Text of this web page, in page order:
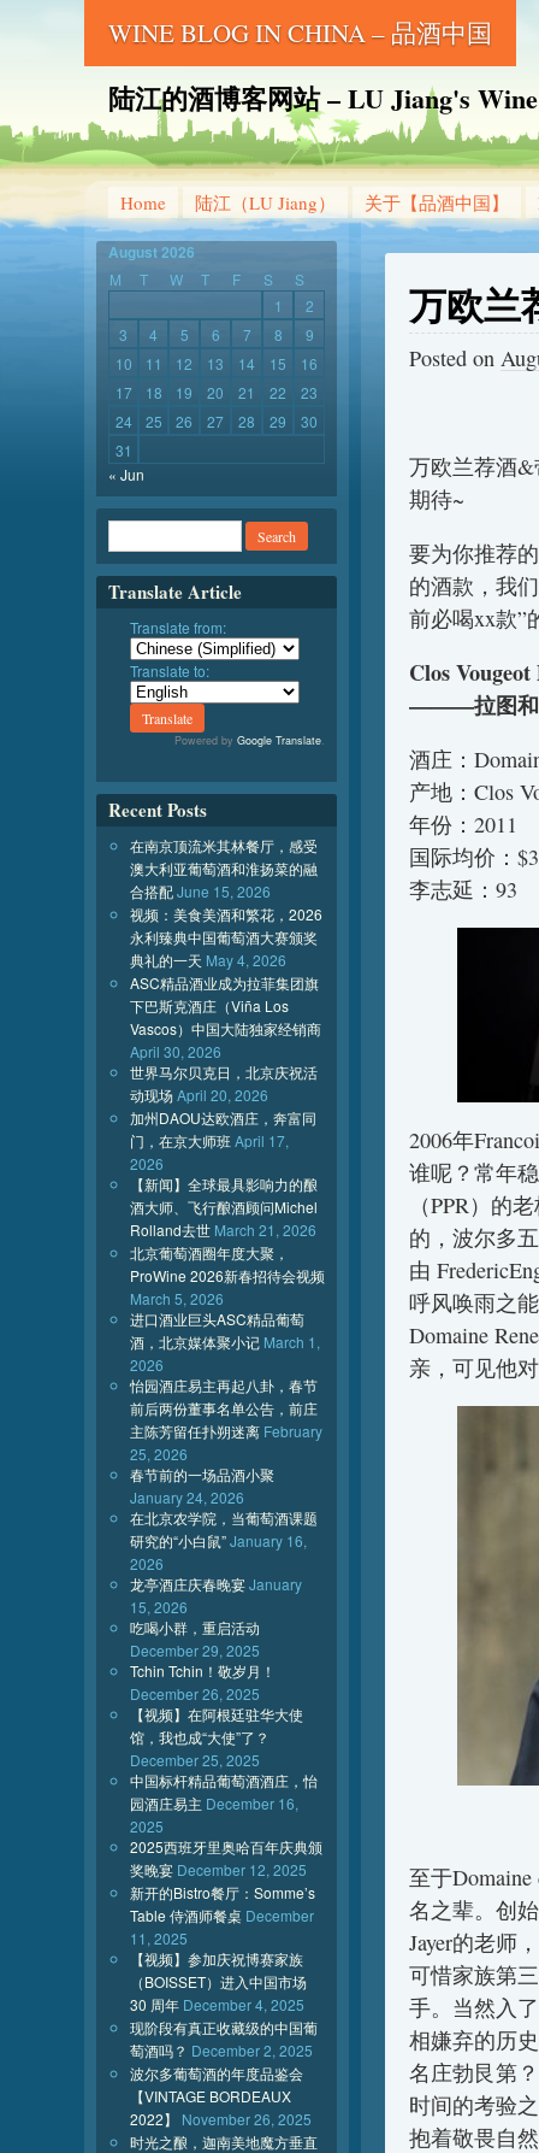
WINE BLOG IN CHINA – 品酒中国
陆江的酒博客网站 – LU Jiang's
Home 陆江（LU Jiang） 关于【品酒中国】
万欧兰
Posted on
万欧兰荐酒
期待~
要为你推荐
的酒款，我
前必喝xx款”
Clos
———拉图和
酒庄：
产地：Clos
年份：2011
国际均价：
李志延：93
2006年
谁呢？常年
（PPR）的
的，波尔多
由
呼风唤雨之
Domaine
亲，可见他
至于Domaine
名之辈。创
Jayer的老师
可惜家族第
手。当然入
相嫌弃的历
名庄勃艮第
时间的考验
抱着敬畏自
August 2026
M T W T F S
S
1
2
3
4 5 6 7 8
9
10
11 12 13 14 15
16
17
18 19 20 21 22
23
24
25 26 27 28 29
30
31
« Jun
Translate Article
Translate from:
Translate to:
Powered by Google Translate.
Recent Posts
在南京顶流米其林餐厅，感受
澳大利亚葡萄酒和淮扬菜的融
合搭配June 15, 2026
视频：美食美酒和繁花，2026
永利臻典中国葡萄酒大赛颁奖
典礼的一天 May 4, 2026
ASC精品酒业成为拉菲集团旗
下巴斯克酒庄（Viña Los
Vascos）中国大陆独家经销商
April 30, 2026
世界马尔贝克日，北京庆祝活
动现场April 20, 2026
加州DAOU达欧酒庄，奔富同
门，在京大师班 April 17,
2026
【新闻】全球最具影响力的酿
酒大师、飞行酿酒顾问Michel
Rolland去世 March 21, 2026
北京葡萄酒圈年度大聚，
ProWine 2026新春招待会视频
March 5, 2026
进口酒业巨头ASC精品葡萄
酒，北京媒体聚小记 March 1,
2026
怡园酒庄易主再起八卦，春节
前后两份董事名单公告，前庄
主陈芳留任扑朔迷离 February
25, 2026
春节前的一场品酒小聚
January 24, 2026
在北京农学院，当葡萄酒课题
研究的“小白鼠”January 16,
2026
龙亭酒庄庆春晚宴January
15, 2026
吃喝小群，重启活动
December 29, 2025
Tchin Tchin！敬岁月！
December 26, 2025
【视频】在阿根廷驻华大使
馆，我也成“大使”了？
December 25, 2025
中国标杆精品葡萄酒酒庄，怡
园酒庄易主 December 16,
2025
2025西班牙里奥哈百年庆典颁
奖晚宴 December 12, 2025
新开的Bistro餐厅：Somme’s
Table 侍酒师餐桌 December
11, 2025
【视频】参加庆祝博赛家族
（BOISSET）进入中国市场
30 周年 December 4, 2025
现阶段有真正收藏级的中国葡
萄酒吗？ December 2, 2025
波尔多葡萄酒的年度品鉴会
【VINTAGE BORDEAUX
2022】
November 26, 2025
时光之酿，迦南美地魔方垂直